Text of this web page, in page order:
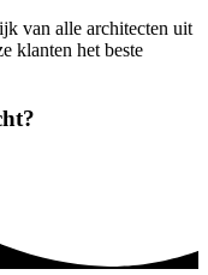
van alle architecten uit
klanten het beste